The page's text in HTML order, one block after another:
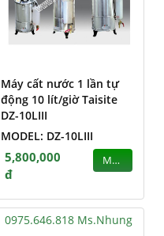
Máy cất nước 1 lần tự
động 10 lít/giờ Taisite
DZ-10LIII
MODEL: DZ-10LIII
5,800,000
đ
MUA
0975.646.818 Ms.Nhung